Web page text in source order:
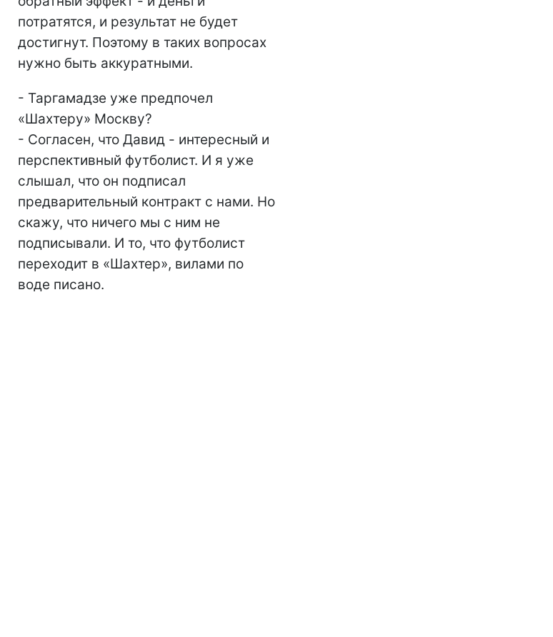
потратятся, и результат не будет
достигнут. Поэтому в таких вопросах
нужно быть аккуратными.
- Таргамадзе уже предпочел
«Шахтеру» Москву?
- Согласен, что Давид - интересный и
перспективный футболист. И я уже
слышал, что он подписал
предварительный контракт с нами. Но
скажу, что ничего мы с ним не
подписывали. И то, что футболист
переходит в «Шахтер», вилами по
воде писано.